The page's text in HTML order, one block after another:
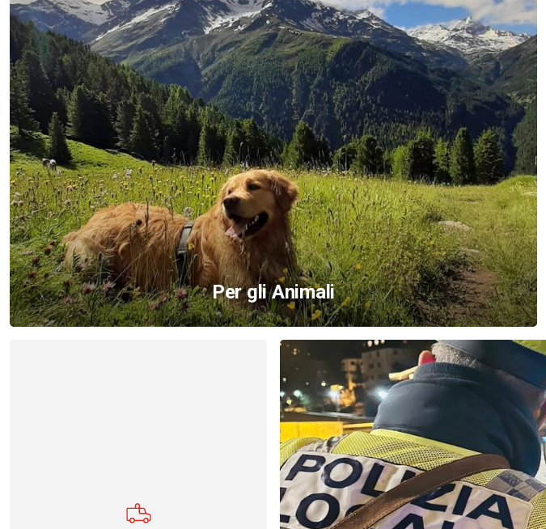
Per gli Animali